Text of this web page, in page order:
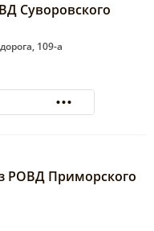
Суворовского
109-а
62
РОВД Приморского